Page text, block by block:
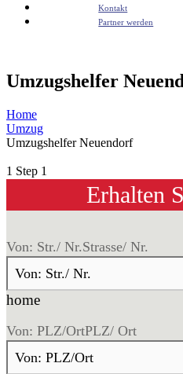
Kontakt
Partner werden
Umzugshelfer
Home
Umzug
Umzugshelfer Neuendorf
1 Step 1
Erhalten
Von: Str./ Nr.Strasse/ Nr.
home
Von: PLZ/OrtPLZ/ Ort